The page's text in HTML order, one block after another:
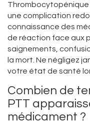
une complication
connaissance des
de réaction face aux
saignements,
la mort. Ne négligez
votre état de santé
Combien de
PTT
médicament ?